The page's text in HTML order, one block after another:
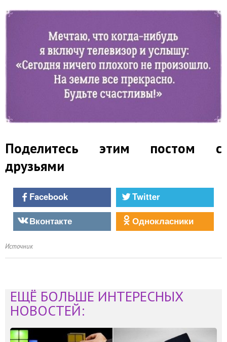
Поделитесь этим постом с
друзьями
Facebook
Twitter
Вконтакте
Однокласники
Источник
ЕЩЁ БОЛЬШЕ ИНТЕРЕСНЫХ
НОВОСТЕЙ: